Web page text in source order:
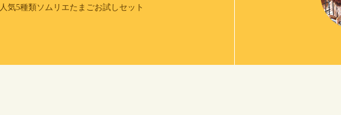
人気5種類ソムリエたまごお試しセット